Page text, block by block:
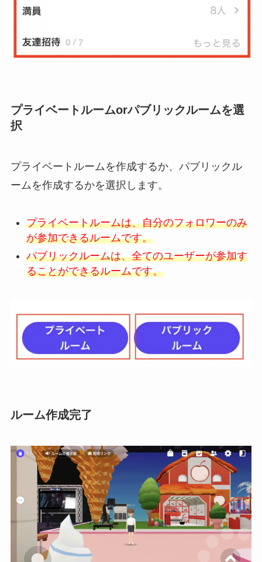
プライベートルームorパブリックルームを選
択
プライベートルームを作成するか、パブリックル
ームを作成するかを選択します。
プライベートルームは、自分のフォロワーのみ
が参加できるルームです。
パブリックルームは、全てのユーザーが参加す
ることができるルームです。
ルーム作成完了